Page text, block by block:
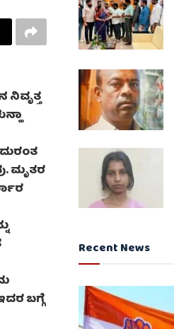
ಮೃತರ
ಬಗ್ಗೆ
Recent News